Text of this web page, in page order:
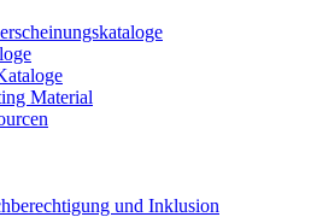
Material
und Inklusion